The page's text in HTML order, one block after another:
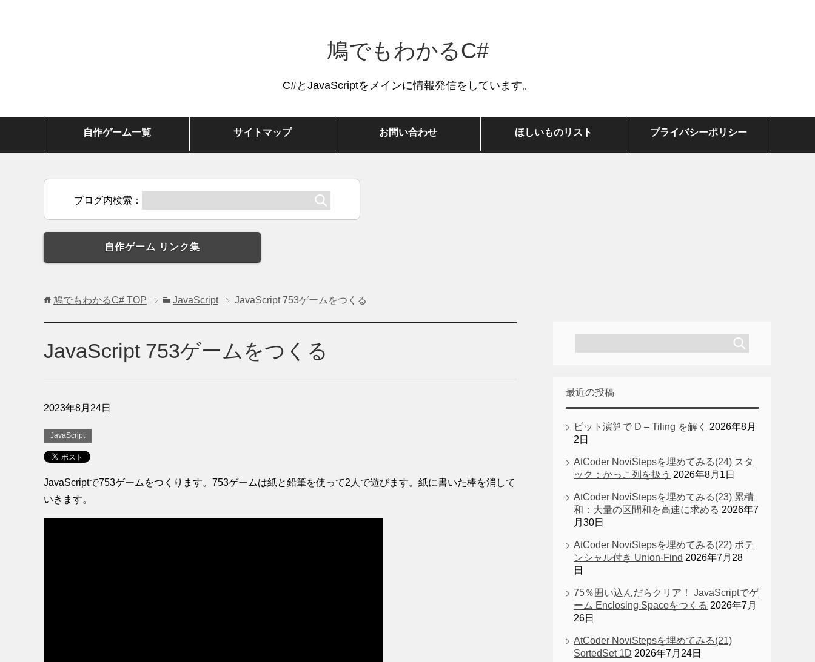
鳩でもわかるC#
C#とJavaScriptをメインに情報発信をしています。
自作ゲーム一覧 サイトマップ お問い合わせ ほしいものリスト プライバシーポリシー
ブログ内検索：
自作ゲーム リンク集
鳩でもわかるC# TOP JavaScript JavaScript 753ゲームをつくる
JavaScript 753ゲームをつくる
2023年8月24日
JavaScript
JavaScriptで753ゲームをつくります。753ゲームは紙と鉛筆を使って2人で遊びます。紙に書いた棒を消して
いきます。
最近の投稿
ビット演算で D – Tiling を解く
2026年8月
2日
AtCoder NoviStepsを埋めてみる(24) スタ
ック：かっこ列を扱う 2026年8月1日
AtCoder NoviStepsを埋めてみる(23) 累積
和：大量の区間和を高速に求める 2026年7
月30日
AtCoder NoviStepsを埋めてみる(22) ポテ
ンシャル付き Union-Find 2026年7月28
日
75％囲い込んだらクリア！ JavaScriptでゲ
ーム Enclosing Spaceをつくる 2026年7月
26日
AtCoder NoviStepsを埋めてみる(21)
SortedSet 1D 2026年7月24日